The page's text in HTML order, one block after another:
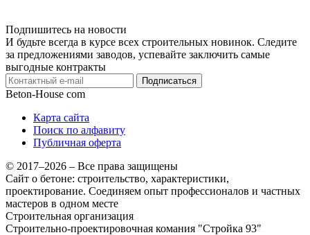
Подпишитесь на новости
И будьте всегда в курсе всех строительных новинок. Следите
за предложениями заводов, успевайте заключить самые
выгодные контракты
Подписаться
Beton-House com
Карта сайта
Поиск по алфавиту
Публичная оферта
© 2017–2026 – Все права защищены
Сайт о бетоне: строительство, характеристики,
проектирование. Соединяем опыт профессионалов и частных
мастеров в одном месте
Строительная организация
Строительно-проектировочная комания "Стройка 93"